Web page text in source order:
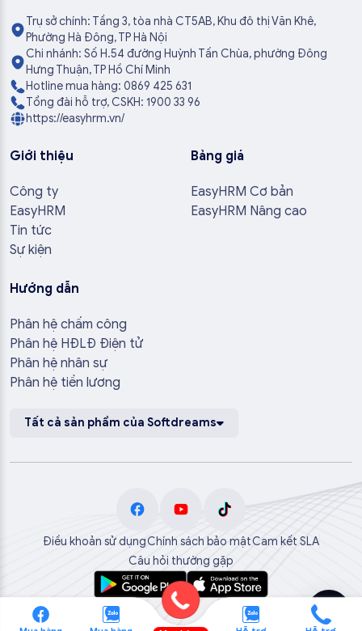
Trụ sở chính: Tầng 3, tòa nhà CT5AB, Khu đô thị Văn Khê,
Phường Hà Đông, TP Hà Nội
Chi nhánh: Số H.54 đường Huỳnh Tấn Chùa, phường Đông
Hưng Thuận, TP Hồ Chí Minh
Hotline mua hàng: 0869 425 631
Tổng đài hỗ trợ, CSKH: 1900 33 96
https://easyhrm.vn/
Giới thiệu
Công ty
EasyHRM
Tin tức
Sự kiện
Bảng giá
EasyHRM Cơ bản
EasyHRM Nâng cao
Hướng dẫn
Phân hệ chấm công
Phân hệ HĐLĐ Điện tử
Phân hệ nhân sự
Phân hệ tiền lương
Tất cả sản phẩm của Softdreams
Điều khoản sử dụngChính sách bảo mậtCam kết SLA
Câu hỏi thường gặp